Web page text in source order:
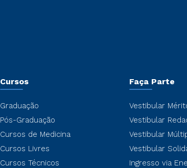
Cursos
Graduação
Pós-Graduação
Cursos de Medicina
Cursos Livres
Cursos Técnicos
Faça Parte
Vestibular
Vestibular
Vestibular
Vestibular
Ingresso via